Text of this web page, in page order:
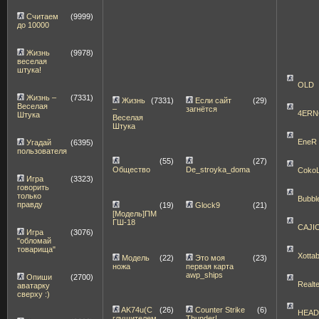
Считаем
до 10000
(9999)
Жизнь
веселая
штука!
(9978)
Жизнь –
Веселая
Штука
(7331)
Угадай
пользователя
(6395)
Игра
говорить
только
правду
(3323)
Игра
"обломай
товарища"
(3076)
Опиши
аватарку
сверху :)
(2700)
Жизнь
–
Веселая
Штука
(7331)
Если сайт
загнётся
(29)
Общество
(55)
De_stroyka_doma
(27)
[Модель]ПМ
ГШ-18
(19) Glock9 (21)
Модель
ножа
(22)
Это моя
первая карта
awp_ships
(23)
AK74u(С
(26)
Counter Strike
(6)
OLD
EneR